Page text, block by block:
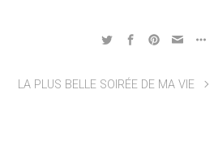
LA PLUS BELLE SOIRÉE DE MA VIE